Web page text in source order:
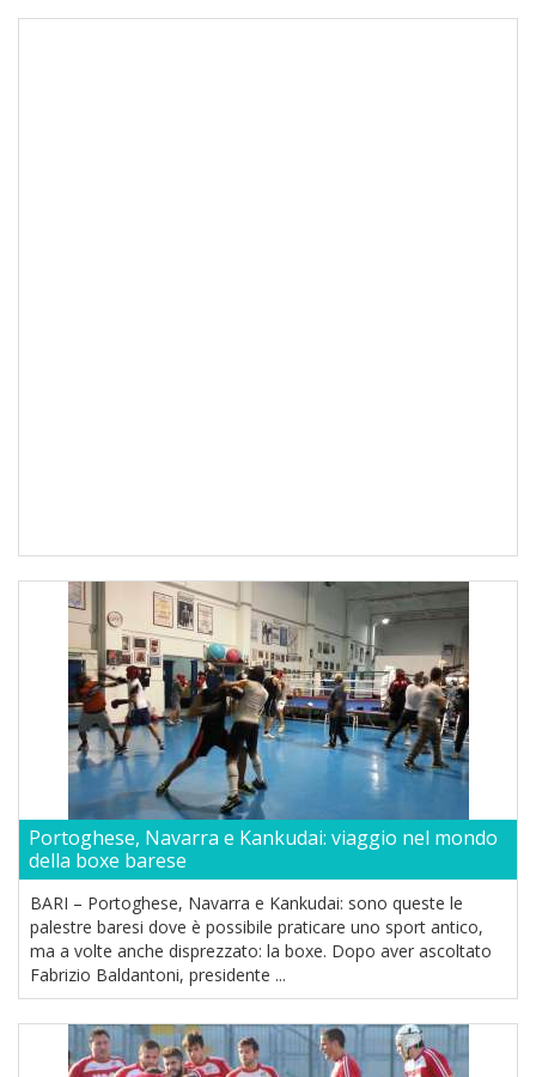
Portoghese, Navarra e Kankudai: viaggio nel mondo
della boxe barese
BARI – Portoghese, Navarra e Kankudai: sono queste le
palestre baresi dove è possibile praticare uno sport antico,
ma a volte anche disprezzato: la boxe. Dopo aver ascoltato
Fabrizio Baldantoni, presidente ...